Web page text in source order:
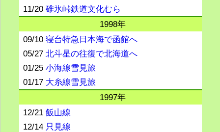
11/20碓氷峠鉄道文化むら
1998年
09/10寝台特急日本海で函館へ
05/27北斗星の往復で北海道へ
01/25小海線雪見旅
01/17 大糸線雪見旅
1997年
12/21飯山線
12/14 只見線